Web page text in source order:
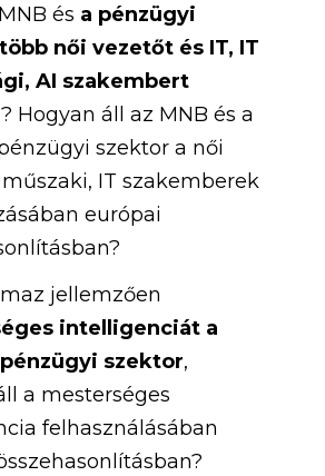
és a pénzügyi
női vezetőt és IT, IT
AI szakembert
? Hogyan áll az MNB és a
szektor a női
IT szakemberek
európai
jellemzően
intelligenciát a
szektor,
a mesterséges
felhasználásában